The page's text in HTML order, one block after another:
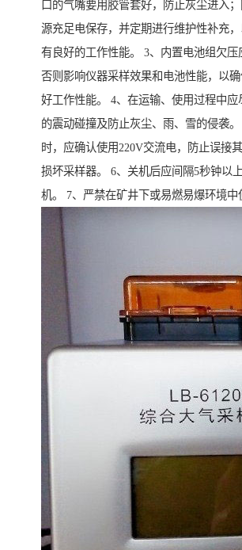
口的气嘴要用胶管套好，防止灰尘进入
源充足电保存，并定期进行维护性补充
有良好的工作性能。 3、内置电池组欠压
否则影响仪器采样效果和电池性能，以
好工作性能。 4、在运输、使用过程中应
的震动碰撞及防止灰尘、雨、雪的侵袭
时，应确认使用220V交流电，防止误接
损坏采样器。 6、关机后应间隔5秒钟以
机。 7、严禁在矿井下或易燃易爆环境中